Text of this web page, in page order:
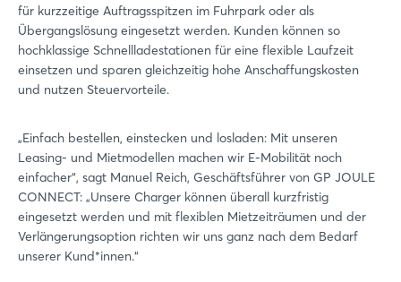
für kurzzeitige Auftragsspitzen im Fuhrpark oder als
Übergangslösung eingesetzt werden. Kunden können so
hochklassige Schnellladestationen für eine flexible Laufzeit
einsetzen und sparen gleichzeitig hohe Anschaffungskosten
und nutzen Steuervorteile.
„Einfach bestellen, einstecken und losladen: Mit unseren
Leasing- und Mietmodellen machen wir E-Mobilität noch
einfacher“, sagt Manuel Reich, Geschäftsführer von GP JOULE
CONNECT: „Unsere Charger können überall kurzfristig
eingesetzt werden und mit flexiblen Mietzeiträumen und der
Verlängerungsoption richten wir uns ganz nach dem Bedarf
unserer Kund*innen.“